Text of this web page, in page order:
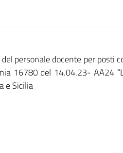
personale docente per posti
16780 del 14.04.23- AA24
e Sicilia